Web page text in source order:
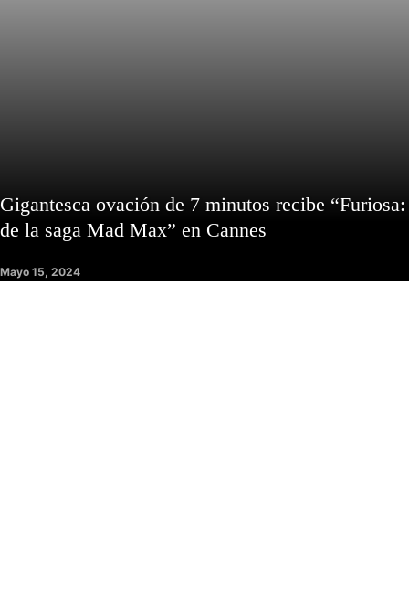
Gigantesca ovación de 7 minutos recibe “Furiosa:
de la saga Mad Max” en Cannes
Mayo 15, 2024